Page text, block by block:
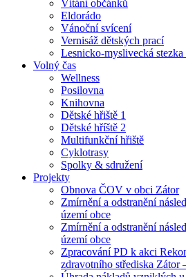
Vítání občánků
Eldorádo
Vánoční svícení
Vernisáž dětských prací
Lesnicko-myslivecká
Volný čas
Wellness
Posilovna
Knihovna
Dětské hřiště 1
Dětské hříště 2
Multifunkční hřiště
Cyklotrasy
Spolky & sdružení
Projekty
Obnova ČOV v obci Zátor
Zmírnění a odstranění
území obce
Zmírnění a odstranění
území obce
Zpracování PD k akci
zdravotního střediska Zátor